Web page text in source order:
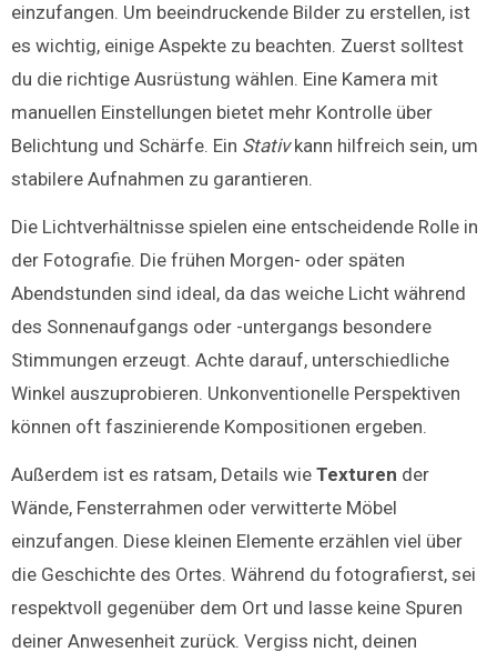
einzufangen. Um beeindruckende Bilder zu erstellen, ist
es wichtig, einige Aspekte zu beachten. Zuerst solltest
du die richtige Ausrüstung wählen. Eine Kamera mit
manuellen Einstellungen bietet mehr Kontrolle über
Belichtung und Schärfe. Ein Stativkann hilfreich sein, um
stabilere Aufnahmen zu garantieren.
Die Lichtverhältnisse spielen eine entscheidende Rolle in
der Fotografie. Die frühen Morgen- oder späten
Abendstunden sind ideal, da das weiche Licht während
des Sonnenaufgangs oder -untergangs besondere
Stimmungen erzeugt. Achte darauf, unterschiedliche
Winkel auszuprobieren. Unkonventionelle Perspektiven
können oft faszinierende Kompositionen ergeben.
Außerdem ist es ratsam, Details wie Texturen der
Wände, Fensterrahmen oder verwitterte Möbel
einzufangen. Diese kleinen Elemente erzählen viel über
die Geschichte des Ortes. Während du fotografierst, sei
respektvoll gegenüber dem Ort und lasse keine Spuren
deiner Anwesenheit zurück. Vergiss nicht, deinen